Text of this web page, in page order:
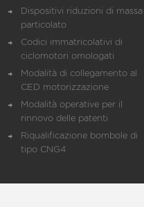
Dispositivi riduzioni di massa
particolato
Codici immatricolativi di
ciclomotori omologati
Modalità di collegamento al
CED motorizzazione
Modalità operative per il
rinnovo delle patenti
Riqualificazione bombole di
tipo CNG4